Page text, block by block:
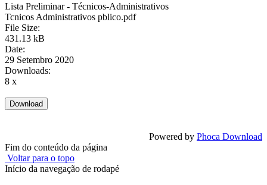
Lista Preliminar - Técnicos-Administrativos
Tcnicos Administrativos pblico.pdf
File Size:
431.13 kB
Date:
29 Setembro 2020
Downloads:
8 x
Powered by Phoca Download
Fim do conteúdo da página
Voltar para o topo
Início da navegação de rodapé